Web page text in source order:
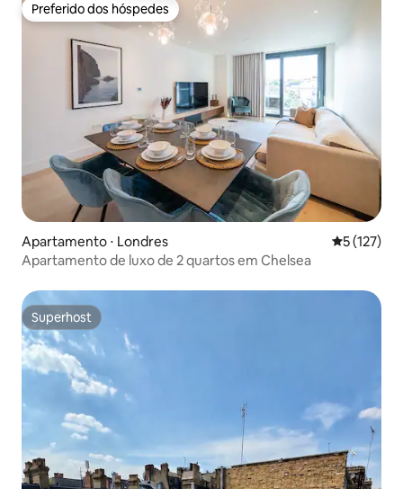
Preferido dos hóspedes
Preferido dos hóspedes
Apartamento ⋅ Londres 5 de uma
5 (127)
Apartamento de luxo de 2 quartos em Chelsea
Superhost
Superhost